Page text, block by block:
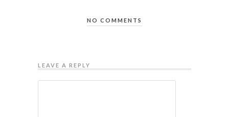
NO COMMENTS
LEAVE A REPLY